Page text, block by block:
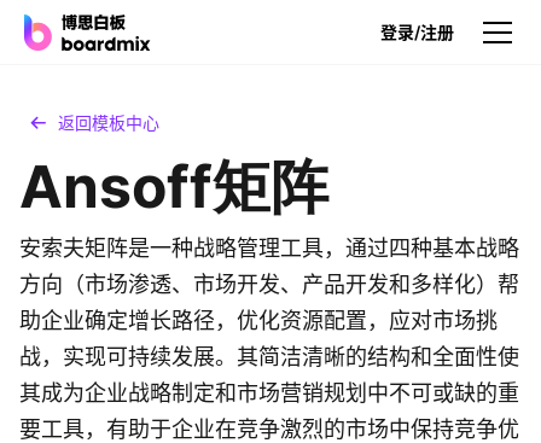
登录/注册
无限画布，AI加持，实时协作
博思白板SDK
在您的网站或应用集成白板
博思AI
一键生成，您的Al超级智能体
返回模板中心
Ansoff矩阵
安索夫矩阵是一种战略管理工具，通过四种基本战略
方向（市场渗透、市场开发、产品开发和多样化）帮
助企业确定增长路径，优化资源配置，应对市场挑
战，实现可持续发展。其简洁清晰的结构和全面性使
其成为企业战略制定和市场营销规划中不可或缺的重
要工具，有助于企业在竞争激烈的市场中保持竞争优